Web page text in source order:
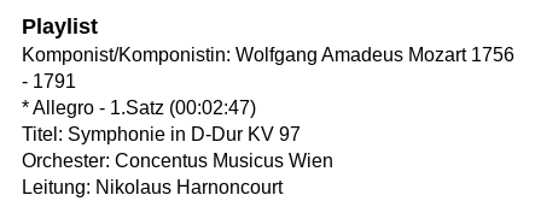
Playlist
Komponist/Komponistin: Wolfgang Amadeus Mozart 1756
- 1791
* Allegro - 1.Satz (00:02:47)
Titel: Symphonie in D-Dur KV 97
Orchester: Concentus Musicus Wien
Leitung: Nikolaus Harnoncourt